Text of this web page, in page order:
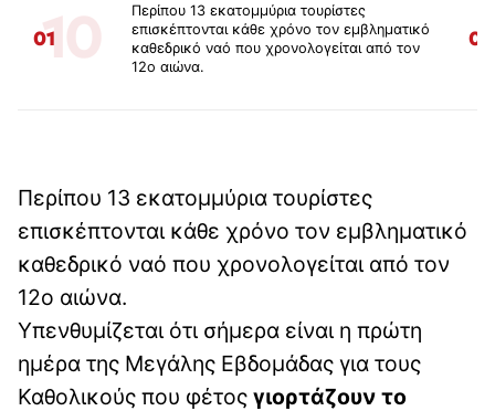
0110
Περίπου 13 εκατομμύρια τουρίστες
επισκέπτονται κάθε χρόνο τον εμβληματικό
καθεδρικό ναό που χρονολογείται από τον
12ο αιώνα.
02
Περίπου 13 εκατομμύρια τουρίστες
επισκέπτονται κάθε χρόνο τον εμβληματικό
καθεδρικό ναό που χρονολογείται από τον
12ο αιώνα.
Υπενθυμίζεται ότι σήμερα είναι η πρώτη
ημέρα της Μεγάλης Εβδομάδας για τους
Καθολικούς που φέτος γιορτάζουν το